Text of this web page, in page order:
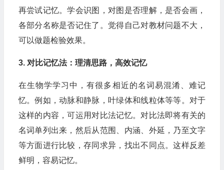
再尝试记忆。学会识图，对图是否理解，是否会画，
各部分名称是否记住了。觉得自己对教材问题不大，
可以做题检验效果。
3. 对比记忆法：理清思路，高效记忆
在生物学学习中，有很多相近的名词易混淆、难记
忆。例如，动脉和静脉，叶绿体和线粒体等等。对于
这样的内容，可运用对比法记忆。对比法即将有关的
名词单列出来，然后从范围、内涵、外延，乃至文字
等方面进行比较，存同求异，找出不同点。这样反差
鲜明，容易记忆。